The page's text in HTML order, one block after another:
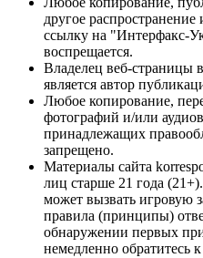
другое
ссылку на "Интерфакс-
воспрещается.
Владелец веб-страницы
является автор
Любое копирование,
фотографий и/или
принадлежащих
запрещено.
Материалы сайта
лиц старше 21 года
может вызвать игровую
правила (принципы)
обнаружении первых
немедленно обратитесь